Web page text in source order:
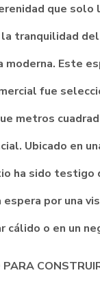
que solo
la tranquilidad
moderna. Este
fue
metros
Ubicado en
ha sido testigo
espera por una
cálido o en un